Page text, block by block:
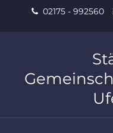
02175 - 992560